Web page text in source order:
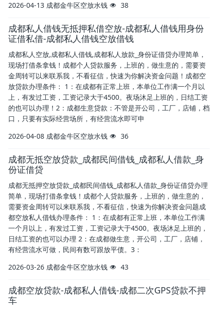
2026-04-13 成都金牛区空放水钱 38
成都私人借钱无抵押私借空放-成都私人借钱用身份
证借私借-成都私人借钱空放借钱
成都私人空放,成都私人借钱,成都私人放款_身份证借贷办理简单，
现场打借条拿钱！成都个人贷款服务，上班的，做生意的，需要资
金周转可以来联系我，不看征信，快速为你解决资金问题！成都空
放贷款办理条件： 1：在成都有正常上班，本单位工作满一个月以
上，有发过工资，工资记录大于4500。夜场沐足上班的，日结工资
的也可以办理！2：成都生意贷款：不管是开公司，工厂，店铺，档
口，只要有实际经营场所，有经营流水即可申
2026-04-08 成都金牛区空放水钱 36
成都无抵空放贷款_成都民间借钱_成都私人借款_身
份证借贷
成都无抵押空放贷款_成都民间借钱_成都私人借款_身份证借贷办理
简单，现场打借条拿钱！成都个人贷款服务，上班的，做生意的，
需要资金周转可以来联系我，不看征信，快速为你解决资金问题成
都空放私人借钱办理条件： 1：在成都有正常上班，本单位工作满
一个月以上，有发过工资，工资记录大于4500。夜场沐足上班的，
日结工资的也可以办理 2：在成都做生意，开公司，工厂，店铺，
有经营流水可做，民间有数可跟放平债。3：
2026-03-26 成都金牛区空放水钱 43
成都空放贷款-成都私人借钱-成都二次GPS贷款不押
车